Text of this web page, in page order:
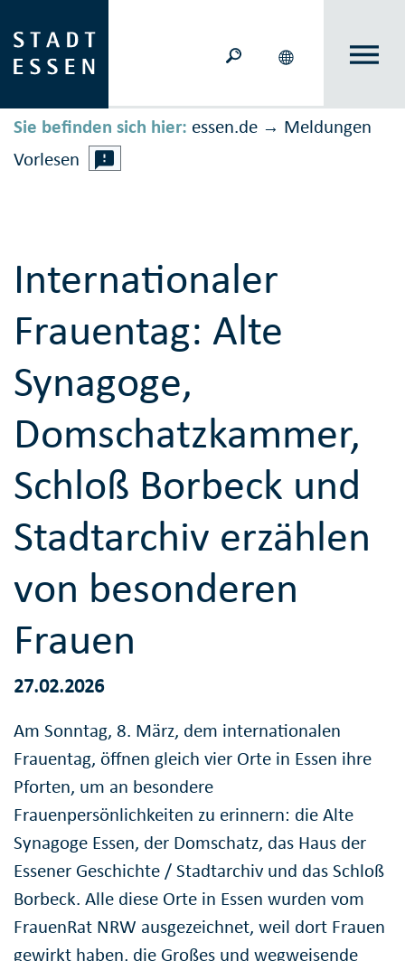
Sie befinden sich hier: essen.de → Meldungen
Vorlesen
Internationaler
Frauentag: Alte
Synagoge,
Domschatzkammer,
Schloß Borbeck und
Stadtarchiv erzählen
von besonderen
Frauen
27.02.2026
Am Sonntag, 8. März, dem internationalen
Frauentag, öffnen gleich vier Orte in Essen ihre
Pforten, um an besondere
Frauenpersönlichkeiten zu erinnern: die Alte
Synagoge Essen, der Domschatz, das Haus der
Essener Geschichte / Stadtarchiv und das Schloß
Borbeck. Alle diese Orte in Essen wurden vom
FrauenRat NRW ausgezeichnet, weil dort Frauen
gewirkt haben, die Großes und wegweisende